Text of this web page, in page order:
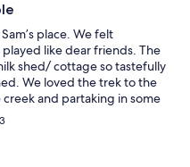
place. We felt
like dear friends. The
shed/ cottage so tastefully
We loved the trek to the
and partaking in some
serenity” Thanks Kate,